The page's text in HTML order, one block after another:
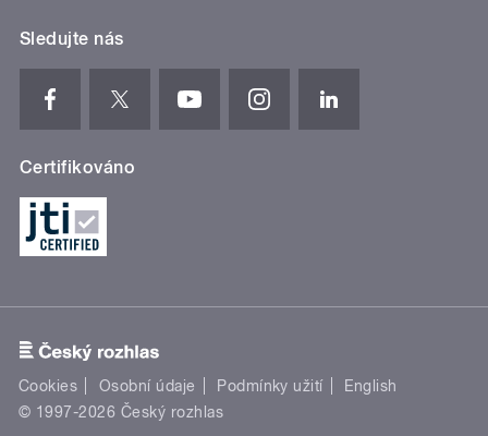
Sledujte nás
Certifikováno
Cookies Osobní údaje Podmínky užití
English
© 1997-2026 Český rozhlas